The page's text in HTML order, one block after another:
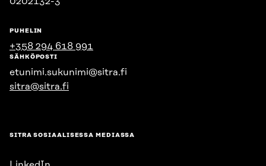
PUHELIN
+358 294 618 991
SÄHKÖPOSTI
etunimi.sukunimi@sitra.fi
sitra@sitra.fi
SITRA SOSIAALISESSA MEDIASSA